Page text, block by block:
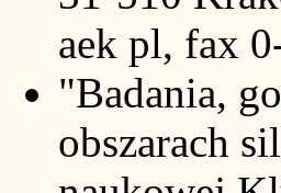
aek pl, fax
"Badania,
obszarach